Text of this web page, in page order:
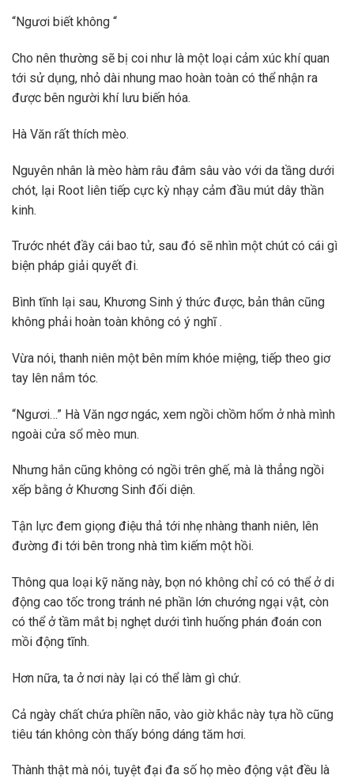
“Ngươi biết không “
Cho nên thường sẽ bị coi như là một loại cảm xúc khí quan
tới sử dụng, nhỏ dài nhung mao hoàn toàn có thể nhận ra
được bên người khí lưu biến hóa.
Hà Văn rất thích mèo.
Nguyên nhân là mèo hàm râu đâm sâu vào với da tầng dưới
chót, lại Root liên tiếp cực kỳ nhạy cảm đầu mút dây thần
kinh.
Trước nhét đầy cái bao tử, sau đó sẽ nhìn một chút có cái gì
biện pháp giải quyết đi.
Bình tĩnh lại sau, Khương Sinh ý thức được, bản thân cũng
không phải hoàn toàn không có ý nghĩ .
Vừa nói, thanh niên một bên mím khóe miệng, tiếp theo giơ
tay lên nắm tóc.
“Ngươi…” Hà Văn ngơ ngác, xem ngồi chồm hổm ở nhà mình
ngoài cửa sổ mèo mun.
Nhưng hắn cũng không có ngồi trên ghế, mà là thẳng ngồi
xếp bằng ở Khương Sinh đối diện.
Tận lực đem giọng điệu thả tới nhẹ nhàng thanh niên, lên
đường đi tới bên trong nhà tìm kiếm một hồi.
Thông qua loại kỹ năng này, bọn nó không chỉ có có thể ở di
động cao tốc trong tránh né phần lớn chướng ngại vật, còn
có thể ở tầm mắt bị nghẹt dưới tình huống phán đoán con
mồi động tĩnh.
Hơn nữa, ta ở nơi này lại có thể làm gì chứ.
Cả ngày chất chứa phiền não, vào giờ khắc này tựa hồ cũng
tiêu tán không còn thấy bóng dáng tăm hơi.
Thành thật mà nói, tuyệt đại đa số họ mèo động vật đều là